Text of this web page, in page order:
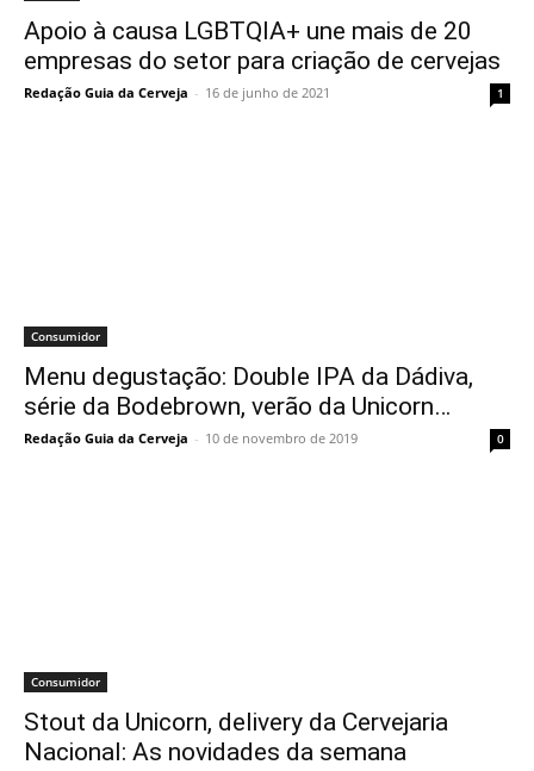
Apoio à causa LGBTQIA+ une mais de 20
empresas do setor para criação de cervejas
Redação Guia da Cerveja - 16 de junho de 2021 1
Consumidor
Menu degustação: Double IPA da Dádiva,
série da Bodebrown, verão da Unicorn…
Redação Guia da Cerveja - 10 de novembro de 2019 0
Consumidor
Stout da Unicorn, delivery da Cervejaria
Nacional: As novidades da semana